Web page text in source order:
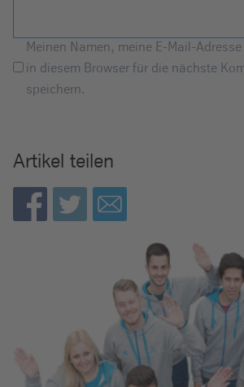
Meinen Namen, meine E-Mail-
in diesem Browser für die nächste
speichern.
Artikel teilen